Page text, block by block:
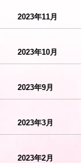
2023年11月
2023年10月
2023年9月
2023年3月
2023年2月